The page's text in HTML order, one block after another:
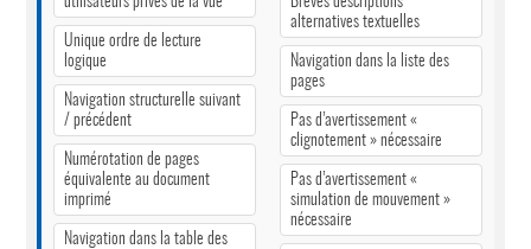
Unique ordre de lecture
logique
Navigation structurelle suivant
/ précédent
Numérotation de pages
équivalente au document
imprimé
Navigation dans la table des
alternatives textuelles
Navigation dans la liste des
pages
Pas d’avertissement «
clignotement » nécessaire
Pas d’avertissement «
simulation de mouvement »
nécessaire